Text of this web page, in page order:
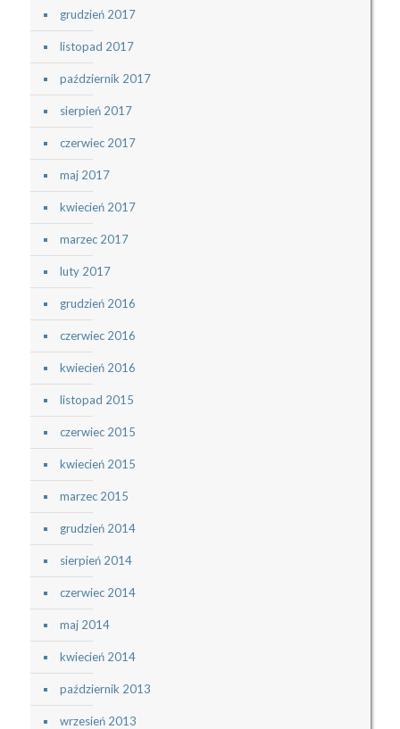
grudzień 2017
listopad 2017
październik 2017
sierpień 2017
czerwiec 2017
maj 2017
kwiecień 2017
marzec 2017
luty 2017
grudzień 2016
czerwiec 2016
kwiecień 2016
listopad 2015
czerwiec 2015
kwiecień 2015
marzec 2015
grudzień 2014
sierpień 2014
czerwiec 2014
maj 2014
kwiecień 2014
październik 2013
wrzesień 2013